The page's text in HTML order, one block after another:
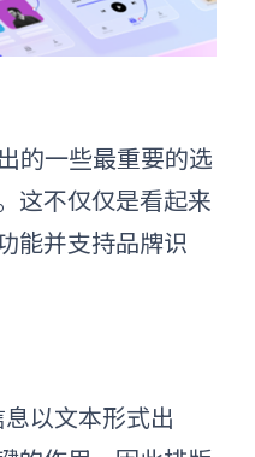
的一些最重要的选
这不仅仅是看起来
能并支持品牌识
以文本形式出